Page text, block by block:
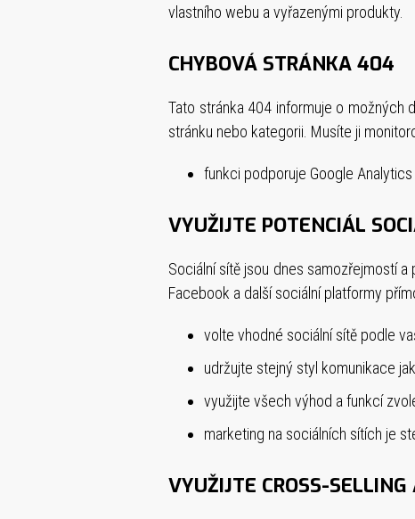
vlastního webu a vyřazenými produkty.
CHYBOVÁ STRÁNKA 404
Tato stránka 404 informuje o možných
stránku nebo kategorii. Musíte ji
funkci podporuje Google
VYUŽIJTE POTENCIÁL
Sociální sítě jsou dnes samozřejmostí
Facebook a další sociální platformy
volte vhodné sociální sítě podle
udržujte stejný styl komunikace
využijte všech výhod a funkcí
marketing na sociálních sítích je
VYUŽIJTE CROSS-